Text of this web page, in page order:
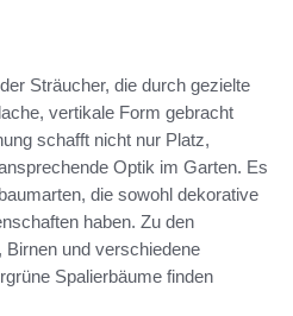
Sträucher, die durch gezielte
vertikale Form gebracht
schafft nicht nur Platz,
Optik im Garten. Es
die sowohl dekorative
haben. Zu den
Birnen und verschiedene
Spalierbäume finden